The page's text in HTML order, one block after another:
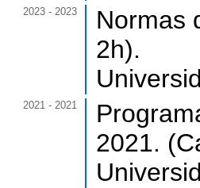
2023 - 2023
Normas
2h).
2021 - 2021
2021.